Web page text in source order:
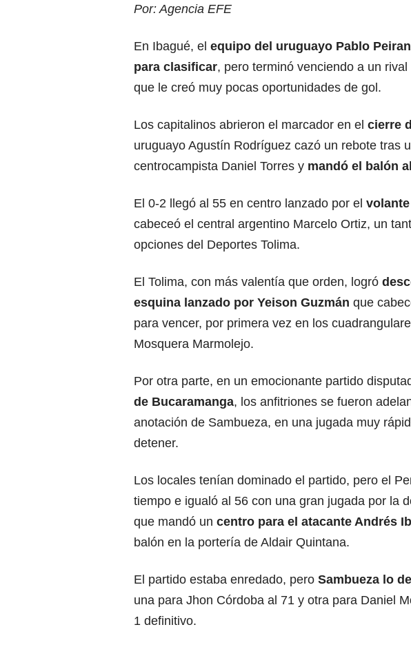
Por: Agencia EFE
En Ibagué, el equipo del uruguayo Pablo
para clasificar, pero terminó venciendo a un
que le creó muy pocas oportunidades de gol.
Los capitalinos abrieron el marcador en el cierre
uruguayo Agustín Rodríguez cazó un rebote tras
centrocampista Daniel Torres y mandó el balón
El 0-2 llegó al 55 en centro lanzado por el
cabeceó el central argentino Marcelo Ortiz, un
opciones del Deportes Tolima.
El Tolima, con más valentía que orden, logró
esquina lanzado por Yeison Guzmán que
para vencer, por primera vez en los
Mosquera Marmolejo.
Por otra parte, en un emocionante partido
de Bucaramanga, los anfitriones se fueron
anotación de Sambueza, en una jugada muy
detener.
Los locales tenían dominado el partido, pero el
tiempo e igualó al 56 con una gran jugada por la
que mandó un centro para el atacante Andrés
balón en la portería de Aldair Quintana.
El partido estaba enredado, pero Sambueza lo
una para Jhon Córdoba al 71 y otra para Daniel
1 definitivo.